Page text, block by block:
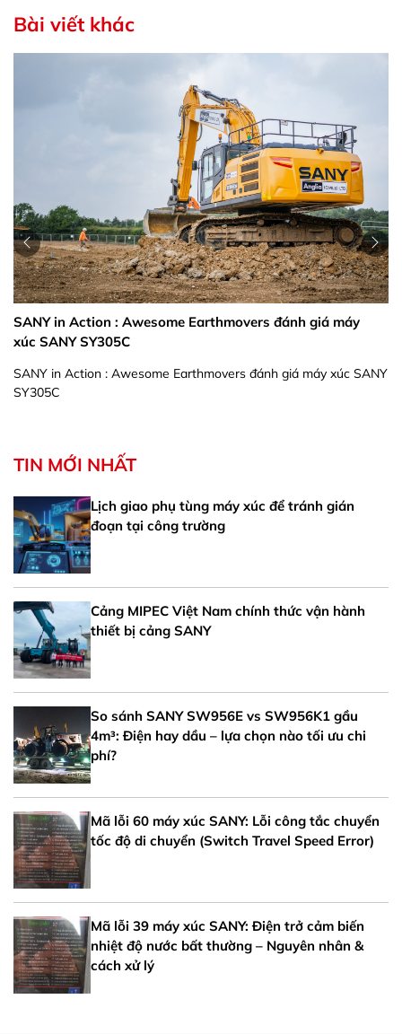
Bài viết khác
SANY in Action : Awesome Earthmovers đánh giá máy
xúc SANY SY305C
SANY in Action : Awesome Earthmovers đánh giá máy xúc SANY
SY305C
TIN MỚI NHẤT
Lịch giao phụ tùng máy xúc để tránh gián
đoạn tại công trường
Cảng MIPEC Việt Nam chính thức vận hành
thiết bị cảng SANY
So sánh SANY SW956E vs SW956K1 gầu
4m³: Điện hay dầu – lựa chọn nào tối ưu chi
phí?
Mã lỗi 60 máy xúc SANY: Lỗi công tắc chuyển
tốc độ di chuyển (Switch Travel Speed Error)
Mã lỗi 39 máy xúc SANY: Điện trở cảm biến
nhiệt độ nước bất thường – Nguyên nhân &
cách xử lý